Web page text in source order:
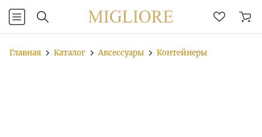
Главная Каталог Аксессуары Контейнеры